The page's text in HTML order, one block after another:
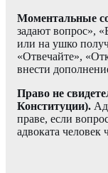
Моментальные
задают вопрос»,
или на ушко
«Отвечайте»,
внести
Право не
Конституции).
праве, если
адвоката человек